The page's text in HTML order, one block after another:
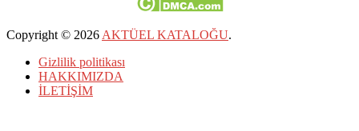
Copyright © 2026 AKTÜEL KATALOĞU.
Gizlilik politikası
HAKKIMIZDA
İLETİŞİM